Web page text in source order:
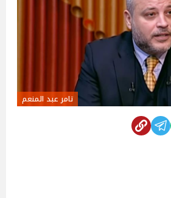
تامر عبد المنعم